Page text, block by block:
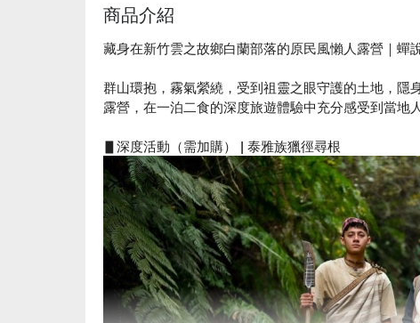
商品介紹
藏身在新竹雲之故鄉白蘭部落的原民風懶人露營｜蟬
群山環抱，霧氣縈繞，受到祖靈之眼守護的土地，隱
露營，在一泊二食的深度旅遊體驗中充分感受到當地
▋深度活動（需加購） | 泰雅族獵徑尋根